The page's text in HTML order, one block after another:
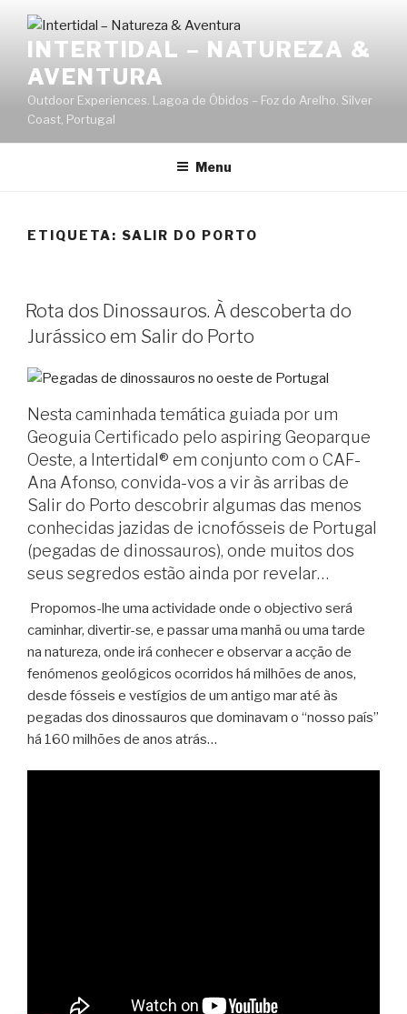
conteúdo
INTERTIDAL – NATUREZA &
AVENTURA
Outdoor Experiences. Lagoa de Óbidos – Foz do Arelho. Silver
Coast, Portugal
Menu
ETIQUETA: SALIR DO PORTO
Rota dos Dinossauros. À descoberta do
Jurássico em Salir do Porto
Nesta caminhada temática guiada por um
Geoguia Certificado pelo aspiring Geoparque
Oeste, a Intertidal® em conjunto com o CAF-
Ana Afonso, convida-vos a vir às arribas de
Salir do Porto descobrir algumas das menos
conhecidas jazidas de icnofósseis de Portugal
(pegadas de dinossauros), onde muitos dos
seus segredos estão ainda por revelar…
Propomos-lhe uma actividade onde o objectivo será
caminhar, divertir-se, e passar uma manhã ou uma tarde
na natureza, onde irá conhecer e observar a acção de
fenómenos geológicos ocorridos há milhões de anos,
desde fósseis e vestígios de um antigo mar até às
pegadas dos dinossauros que dominavam o “nosso país”
há 160 milhões de anos atrás…